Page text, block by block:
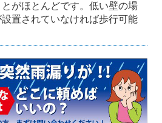
がほとんどです。低い壁の場
置されていなければ歩行可能